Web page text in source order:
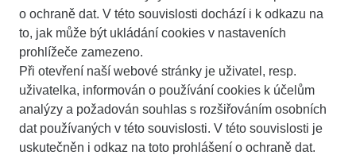
o ochraně dat. V této souvislosti dochází i k odkazu na
to, jak může být ukládání cookies v nastaveních
prohlížeče zamezeno.
Při otevření naší webové stránky je uživatel, resp.
uživatelka, informován o používání cookies k účelům
analýzy a požadován souhlas s rozšiřováním osobních
dat používaných v této souvislosti. V této souvislosti je
uskutečněn i odkaz na toto prohlášení o ochraně dat.